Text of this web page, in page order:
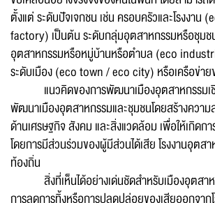
ตั้งแต่ ระดับปัจเจกชน เช่น ครอบครัวและโรงงาน
factory) เป็นต้น ระดับกลุ่มอุตสาหกรรมหรือชุมช
อุตสาหกรรมหรือหมู่บ้านหรือตำบล (eco
ระดับเมือง (eco town / eco city) หรือเครือข่าย
แนวคิดของการพัฒนาเมืองอุตสาหกรรมเชิ
พัฒนาเมืองอุตสาหกรรมและชุมชนโดยสร้างควา
ด้านเศรษฐกิจ สังคม และสิ่งแวดล้อม เพื่อให้เกิด
โดยการมีส่วนร่วมของผู้มีส่วนได้เสีย โรงงานอุตส
ท้องถิ่น
สิ่งที่เห็นได้อย่างเด่นชัดสำหรับเมืองอุตสาห